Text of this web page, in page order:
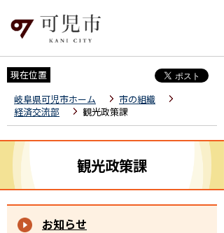
現在位置
岐阜県可児市ホーム
市の組織
経済交流部
観光政策課
観光政策課
お知らせ